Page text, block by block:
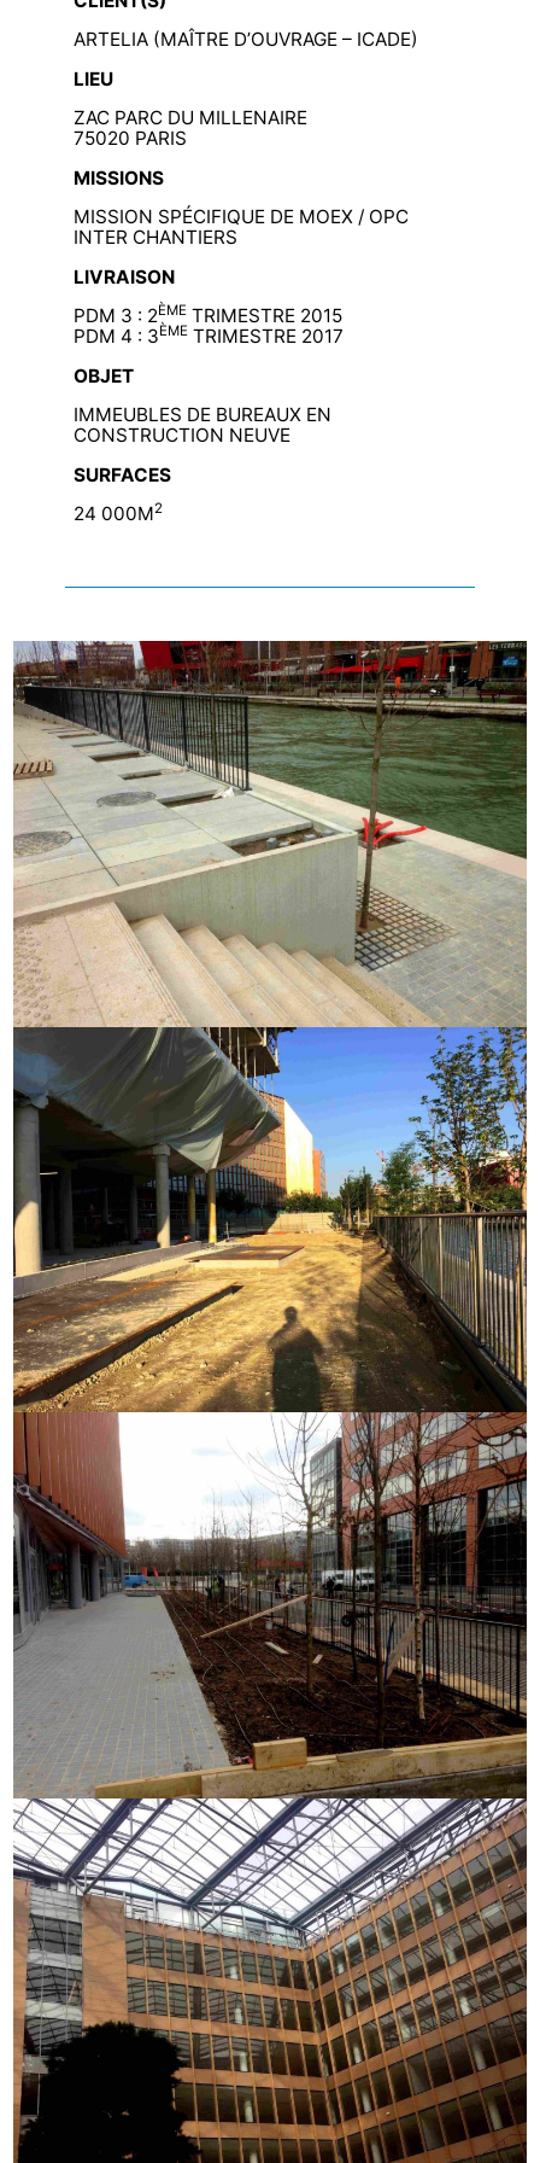
ARTELIA (MAÎTRE D’OUVRAGE – ICADE)
LIEU
ZAC PARC DU MILLENAIRE
75020 PARIS
MISSIONS
MISSION SPÉCIFIQUE DE MOEX / OPC
INTER CHANTIERS
LIVRAISON
PDM 3 : 2ÈME TRIMESTRE 2015
PDM 4 : 3ÈME TRIMESTRE 2017
OBJET
IMMEUBLES DE BUREAUX EN
CONSTRUCTION NEUVE
SURFACES
24 000M2